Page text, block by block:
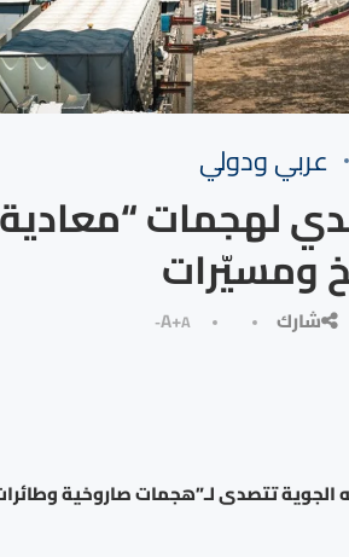
⁠عربي ودولي
لهجمات
ومسيّرات
شارك A+A-
الجوية تتصدى لـ”هجمات صاروخية